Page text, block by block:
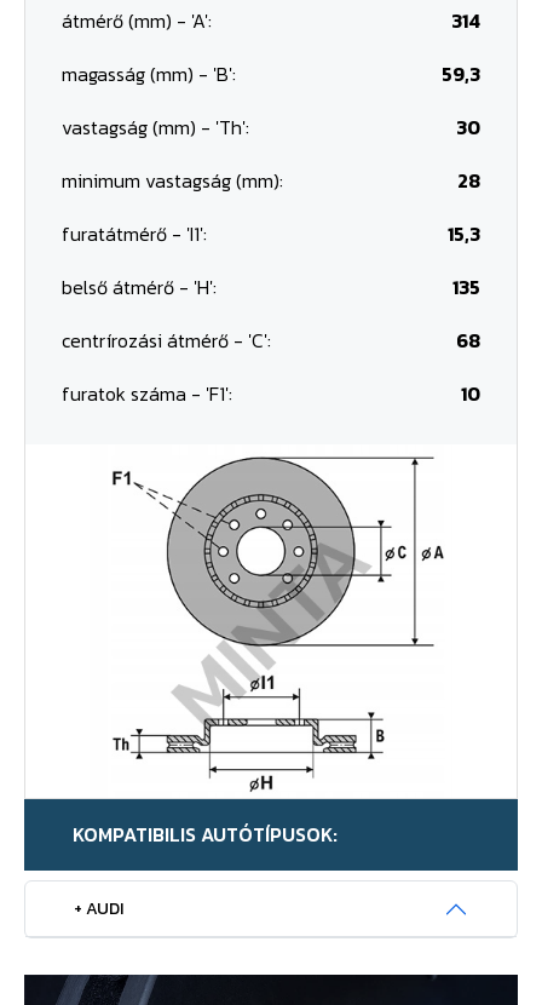
átmérő (mm) - 'A':
314
magasság (mm) - 'B':
59,3
vastagság (mm) - 'Th':
30
minimum vastagság (mm):
28
furatátmérő - 'I1':
15,3
belső átmérő - 'H':
135
centrírozási átmérő - 'C':
68
furatok száma - 'F1':
10
KOMPATIBILIS AUTÓTÍPUSOK:
+ AUDI